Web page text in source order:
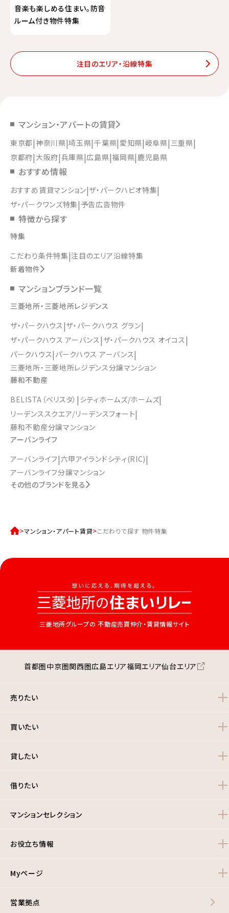
音楽も楽しめる住まい。防音
ルーム付き物件特集
注目のエリア・沿線特集
マンション・アパートの賃貸
東京都 神奈川県 埼玉県 千葉県 愛知県 岐阜県 三重県
京都府 大阪府 兵庫県 広島県 福岡県 鹿児島県
おすすめ情報
おすすめ賃貸マンション ザ・パークハビオ特集
ザ・パークワンズ特集 予告広告物件
特徴から探す
特集
こだわり条件特集 注目のエリア沿線特集
新着物件
マンションブランド一覧
三菱地所・三菱地所レジデンス
ザ・パークハウス ザ・パークハウス グラン
ザ・パークハウス アーバンス ザ・パークハウス オイコス
パークハウス パークハウス アーバンス
三菱地所・三菱地所レジデンス分譲マンション
藤和不動産
BELISTA（ベリスタ） シティホームズ/ホームズ
リーデンススクエア/リーデンスフォート
藤和不動産分譲マンション
アーバンライフ
アーバンライフ 六甲アイランドシティ(RIC)
アーバンライフ分譲マンション
その他のブランドを見る
マンション・アパート賃貸 こだわりで探す 物件特集
三菱地所グループの 不動産売買仲介・賃貸情報サイト
首都圏中京圏関西圏広島エリア福岡エリア仙台エリア
売りたい
買いたい
貸したい
借りたい
マンションセレクション
お役立ち情報
Myページ
営業拠点